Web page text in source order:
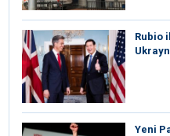
Rubio
Yeni